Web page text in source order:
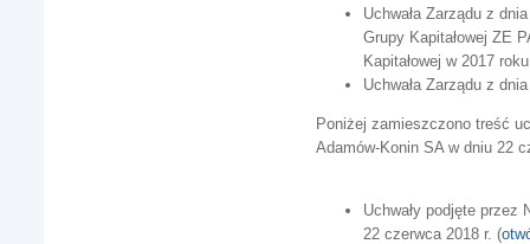
Uchwała Zarządu z
Grupy Kapitałowej ZE
Kapitałowej w 2017
Uchwała Zarządu z
Poniżej zamieszczono treść
Adamów-Konin SA w dniu 22
Uchwały podjęte przez
22 czerwca 2018 r. (